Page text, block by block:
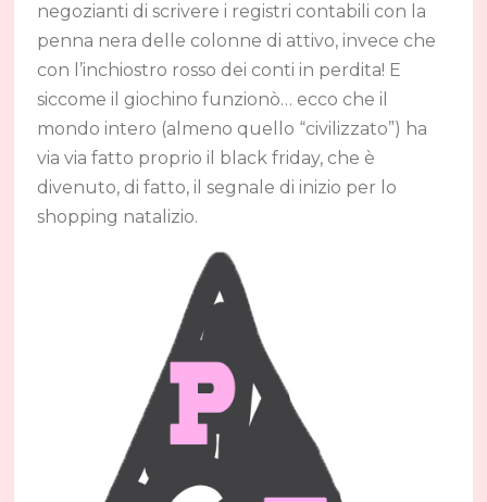
negozianti di scrivere i registri contabili con la
penna nera delle colonne di attivo, invece che
con l’inchiostro rosso dei conti in perdita! E
siccome il giochino funzionò… ecco che il
mondo intero (almeno quello “civilizzato”) ha
via via fatto proprio il black friday, che è
divenuto, di fatto, il segnale di inizio per lo
shopping natalizio.